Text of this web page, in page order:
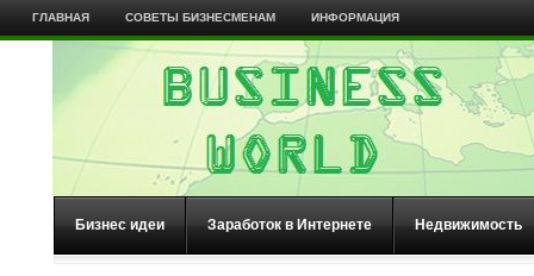
ГЛАВНАЯ СОВЕТЫ БИЗНЕСМЕНАМ ИНФОРМАЦИЯ
Бизнес идеи Заработок в Интернете Недвижимость